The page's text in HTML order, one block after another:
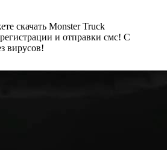
скачать Monster Truck
и отправки смс! С
вирусов!